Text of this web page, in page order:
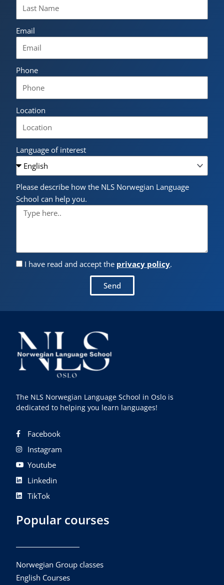
Email
Phone
Location
Language of interest
Please describe how the NLS Norwegian Language
School can help you.
I have read and accept the privacy policy.
Send
The NLS Norwegian Language School in Oslo is
dedicated to helping you learn languages!
Facebook
Instagram
Youtube
Linkedin
TikTok
Popular courses
Norwegian Group classes
English Courses